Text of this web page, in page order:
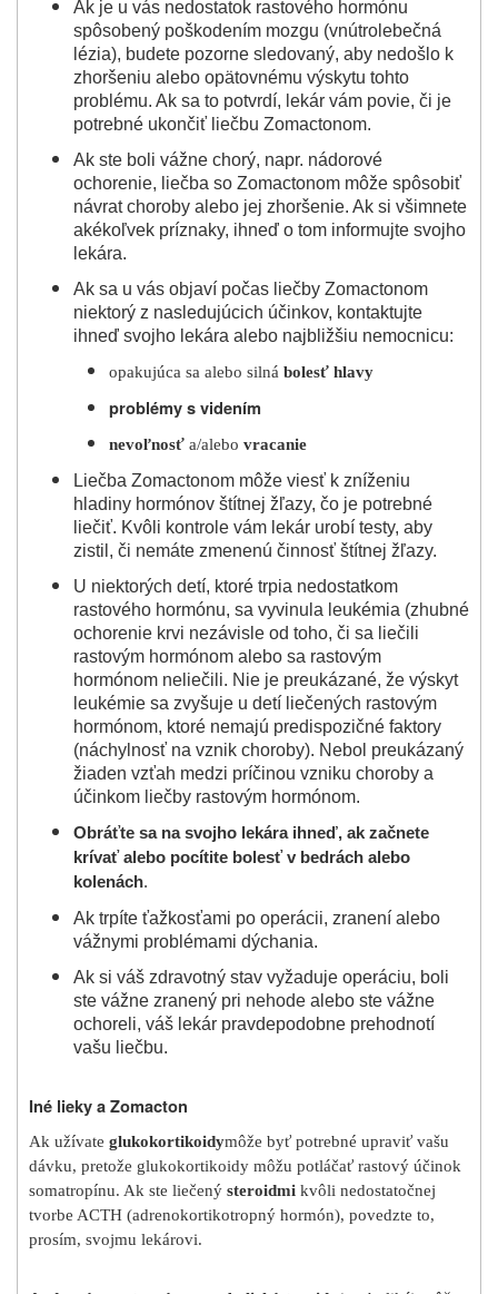
Ak je u vás nedostatok rastového hormónu
spôsobený poškodením mozgu (vnútrolebečná
lézia), budete pozorne sledovaný, aby nedošlo k
zhoršeniu alebo opätovnému výskytu tohto
problému. Ak sa to potvrdí, lekár vám povie, či je
potrebné ukončiť liečbu Zomactonom.
Ak ste boli vážne chorý, napr. nádorové
ochorenie, liečba so Zomactonom môže spôsobiť
návrat choroby alebo jej zhoršenie. Ak si všimnete
akékoľvek príznaky, ihneď o tom informujte svojho
lekára.
Ak sa u vás objaví počas liečby Zomactonom
niektorý z nasledujúcich účinkov, kontaktujte
ihneď svojho lekára alebo najbližšiu nemocnicu:
opakujúca sa alebo silná bolesť hlavy
problémy s videním
nevoľnosť a/alebo vracanie
Liečba Zomactonom môže viesť k zníženiu
hladiny hormónov štítnej žľazy, čo je potrebné
liečiť. Kvôli kontrole vám lekár urobí testy, aby
zistil, či nemáte zmenenú činnosť štítnej žľazy.
U niektorých detí, ktoré trpia nedostatkom
rastového hormónu, sa vyvinula leukémia (zhubné
ochorenie krvi nezávisle od toho, či sa liečili
rastovým hormónom alebo sa rastovým
hormónom neliečili. Nie je preukázané, že výskyt
leukémie sa zvyšuje u detí liečených rastovým
hormónom, ktoré nemajú predispozičné faktory
(náchylnosť na vznik choroby). Nebol preukázaný
žiaden vzťah medzi príčinou vzniku choroby a
účinkom liečby rastovým hormónom.
Obráťte sa na svojho lekára ihneď, ak začnete
krívať alebo pocítite bolesť v bedrách alebo
kolenách.
Ak trpíte ťažkosťami po operácii, zranení alebo
vážnymi problémami dýchania.
Ak si váš zdravotný stav vyžaduje operáciu, boli
ste vážne zranený pri nehode alebo ste vážne
ochoreli, váš lekár pravdepodobne prehodnotí
vašu liečbu.
Iné lieky a Zomacton
Ak užívate glukokortikoidymôže byť potrebné upraviť vašu
dávku, pretože glukokortikoidy môžu potláčať rastový účinok
somatropínu. Ak ste liečený steroidmi kvôli nedostatočnej
tvorbe ACTH (adrenokortikotropný hormón), povedzte to,
prosím, svojmu lekárovi.